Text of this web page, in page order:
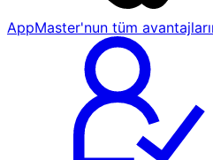
AppMaster'nun tüm